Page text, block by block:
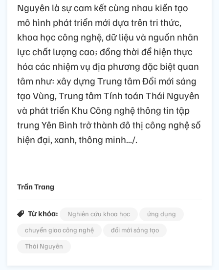
Nguyên là sự cam kết cùng nhau kiến tạo
mô hình phát triển mới dựa trên tri thức,
khoa học công nghệ, dữ liệu và nguồn nhân
lực chất lượng cao; đồng thời để hiện thực
hóa các nhiệm vụ địa phương đặc biệt quan
tâm như: xây dựng Trung tâm Đổi mới sáng
tạo Vùng, Trung tâm Tính toán Thái Nguyên
và phát triển Khu Công nghệ thông tin tập
trung Yên Bình trở thành đô thị công nghệ số
hiện đại, xanh, thông minh.../.
Trần Trang
Từ khóa: Nghiên cứu khoa học
ứng dụng
chuyển giao công nghệ
đổi mới sáng tạo
Thái Nguyên